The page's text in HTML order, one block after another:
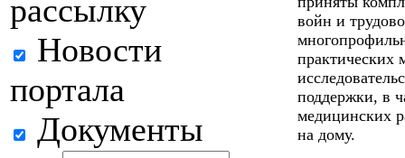
рассылку
Новости
портала
Документы
войн и
практических
поддержки, в
медицинских
на дому.